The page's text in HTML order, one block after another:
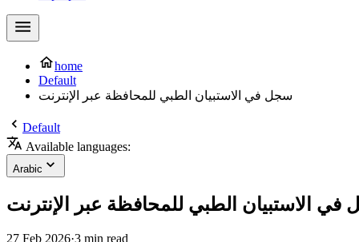
home
Default
سجل في الاستبيان الطبي للمحافظة عبر الإنترنت
Default
Available languages:
Arabic
الاستبيان الطبي للمحافظة عبر الإنترنت
27 Feb 2026·3 min read